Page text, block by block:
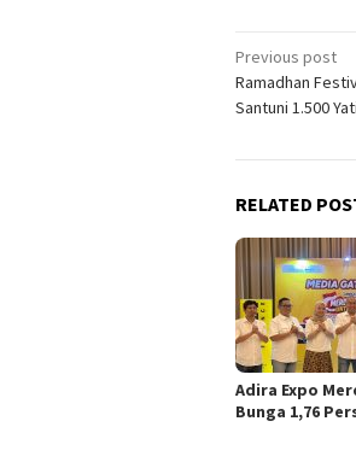
Post
Previous post
Ramadhan
Santuni 1.500
RELATED
Adira Expo
Bunga 1,76